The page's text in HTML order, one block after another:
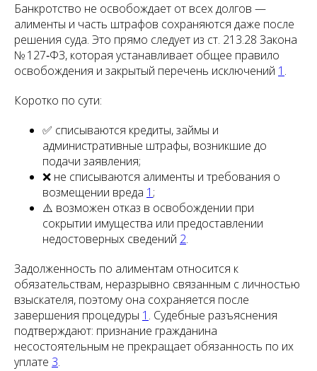
Банкротство не освобождает от всех долгов —
алименты и часть штрафов сохраняются даже после
решения суда. Это прямо следует из ст. 213.28 Закона
№ 127‑ФЗ, которая устанавливает общее правило
освобождения и закрытый перечень исключений 1 .
Коротко по сути:
✅ списываются кредиты, займы и
административные штрафы, возникшие до
подачи заявления;
❌ не списываются алименты и требования о
возмещении вреда 1;
⚠️ возможен отказ в освобождении при
сокрытии имущества или предоставлении
недостоверных сведений 2.
Задолженность по алиментам относится к
обязательствам, неразрывно связанным с личностью
взыскателя, поэтому она сохраняется после
завершения процедуры 1 . Судебные разъяснения
подтверждают: признание гражданина
несостоятельным не прекращает обязанность по их
уплате 3.